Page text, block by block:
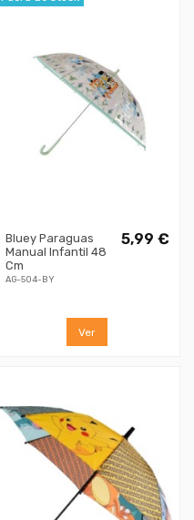
Bluey Paraguas
Manual Infantil 48
Cm
AG-504-BY
5,99 €
Ver